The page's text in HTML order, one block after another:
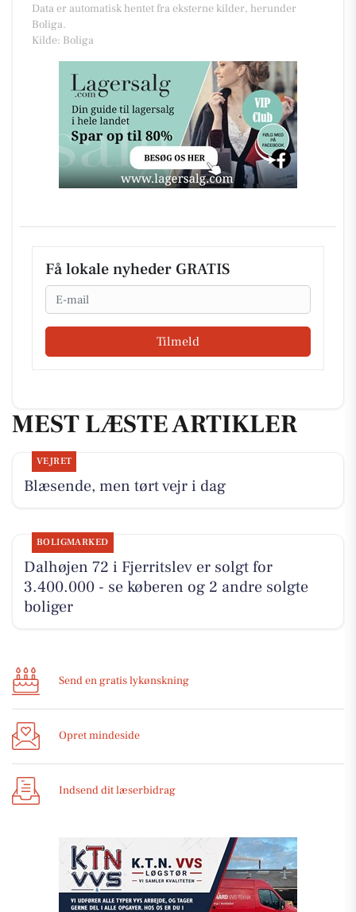
Data er automatisk hentet fra eksterne kilder, herunder
Boliga.
Kilde: Boliga
Få lokale nyheder GRATIS
Email
Tilmeld
MEST LÆSTE ARTIKLER
VEJRET
Blæsende, men tørt vejr i dag
BOLIGMARKED
Dalhøjen 72 i Fjerritslev er solgt for
3.400.000 - se køberen og 2 andre solgte
boliger
Send en gratis lykønskning
Opret mindeside
Indsend dit læserbidrag